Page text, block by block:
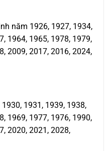
năm 1926, 1927, 1934,
1964, 1965, 1978, 1979,
2009, 2017, 2016, 2024,
1931, 1939, 1938,
1969, 1977, 1976, 1990,
2020, 2021, 2028,